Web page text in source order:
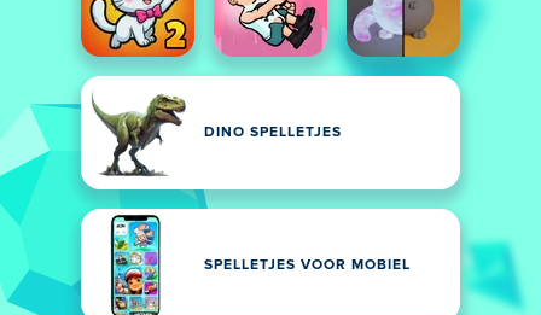
DINO SPELLETJES
SPELLETJES VOOR MOBIEL